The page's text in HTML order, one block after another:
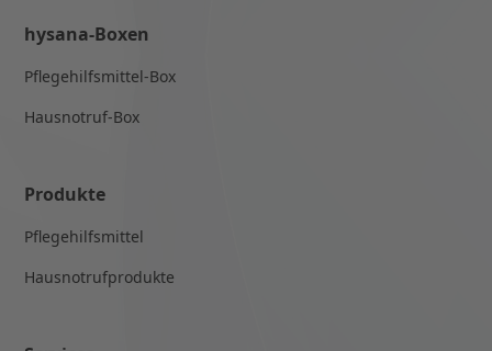
hysana-Boxen
Pflegehilfsmittel-Box
Hausnotruf-Box
Produkte
Pflegehilfsmittel
Hausnotrufprodukte